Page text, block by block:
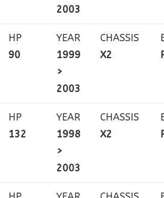
2003
HP
90
YEAR
1999
>
2003
CHASSIS
X2
HP
132
YEAR
1998
>
2003
CHASSIS
X2